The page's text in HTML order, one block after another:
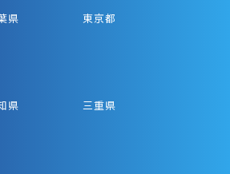
県
東京都
県 三重県